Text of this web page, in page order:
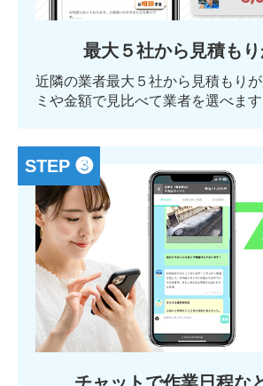
最大５社から見積もり
近隣の業者最大５社から見積もり
ミや金額で見比べて業者を選べます
STEP ❸